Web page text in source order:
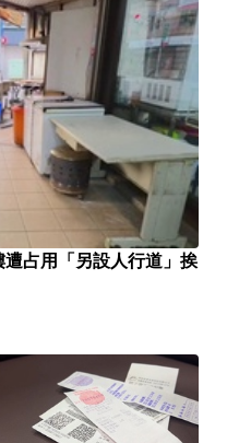
占用「另設人行道」挨